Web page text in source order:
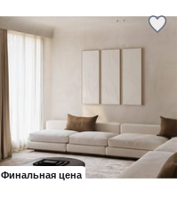
Финальная цена